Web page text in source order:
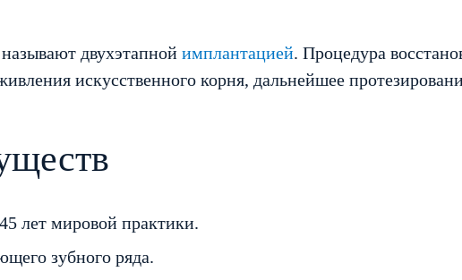
двухэтапной имплантацией. Процедура
искусственного корня, дальнейшее
лет мировой практики.
зубного ряда.